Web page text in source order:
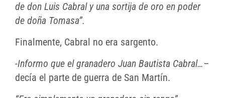
de don Luis Cabral y una sortija de oro en poder
de doña Tomasa”.
Finalmente, Cabral no era sargento.
-Informo que el granadero Juan Bautista Cabral…–
decía el parte de guerra de San Martín.